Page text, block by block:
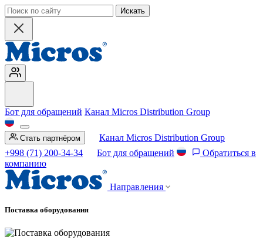
Искать
Бот для обращений Канал Micros Distribution Group
Стать партнёром
Канал Micros Distribution Group
+998 (71) 200-34-34
Бот для обращений
Обратиться в
компанию
Направления
Поставка оборудования